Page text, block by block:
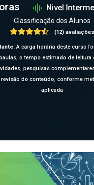
Nivel
Classificação dos Alunos
(12) avaliações
A carga horária deste curso
o tempo estimado de leitura
pesquisas
revisão do conteúdo, conforme
aplicada